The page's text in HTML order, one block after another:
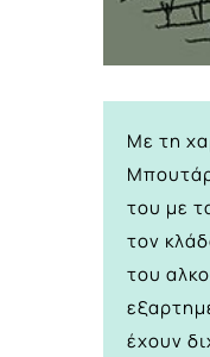
Με τη
του με
τον
του
έχουν